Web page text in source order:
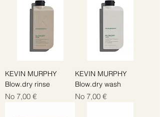
KEVIN MURPHY
Blow.dry rinse
No 7,00 €
Izpārdošanas cena
KEVIN MURPHY
Blow.dry wash
No 7,00 €
Izpārdošanas cena